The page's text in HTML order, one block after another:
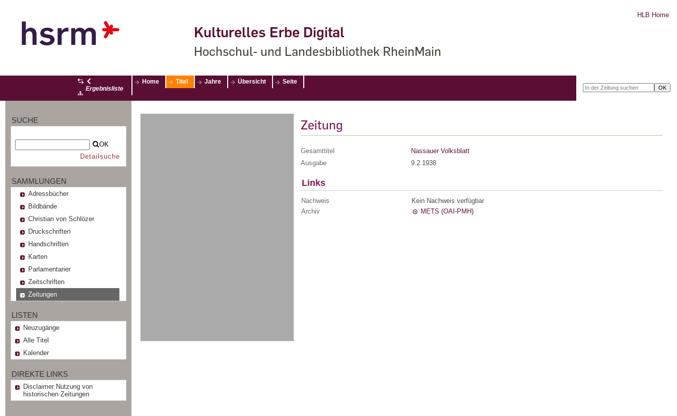
Kulturelles Erbe Digital
Hochschul- und Landesbibliothek RheinMain
HLB Home
Ergebnisliste
Home Titel Jahre Übersicht Seite
SUCHE
OK
Detailsuche
SAMMLUNGEN
Adressbücher
Bildbände
Christian von Schlözer
Druckschriften
Handschriften
Karten
Parlamentarier
Zeitschriften
Zeitungen
LISTEN
Neuzugänge
Alle Titel
Kalender
DIREKTE LINKS
Disclaimer Nutzung von
historischen Zeitungen
Zeitung
Gesamttitel
Nassauer Volksblatt
Ausgabe
9.2.1938
Links
Nachweis
Kein Nachweis verfügbar
Archiv
METS (OAI-PMH)